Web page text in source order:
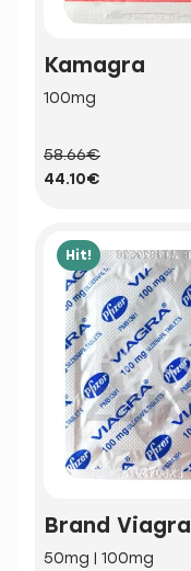
Kamagra
100mg
58.66€
44.10€
Hit!
Brand Viagra
50mg | 100mg